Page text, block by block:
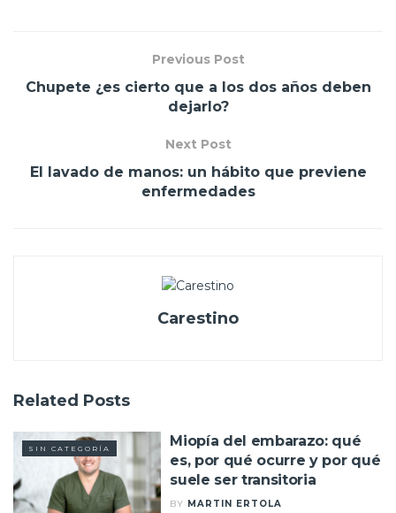
Previous Post
Chupete ¿es cierto que a los dos años deben
dejarlo?
Next Post
El lavado de manos: un hábito que previene
enfermedades
Carestino
Related Posts
SIN CATEGORÍA
Miopía del embarazo: qué
es, por qué ocurre y por qué
suele ser transitoria
BY MARTIN ERTOLA